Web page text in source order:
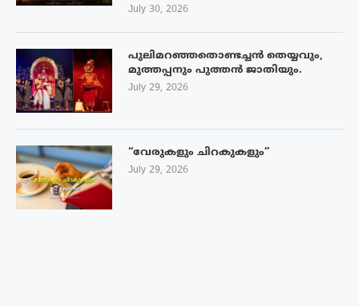
July 30, 2026
പുലിമറഞ്ഞതൊണ്ടച്ചൻ തെയ്യവും,
മുത്തപ്പനും പുത്തൻ ജാതിയും.
July 29, 2026
“വേരുകളും ചിറകുകളും”
July 29, 2026